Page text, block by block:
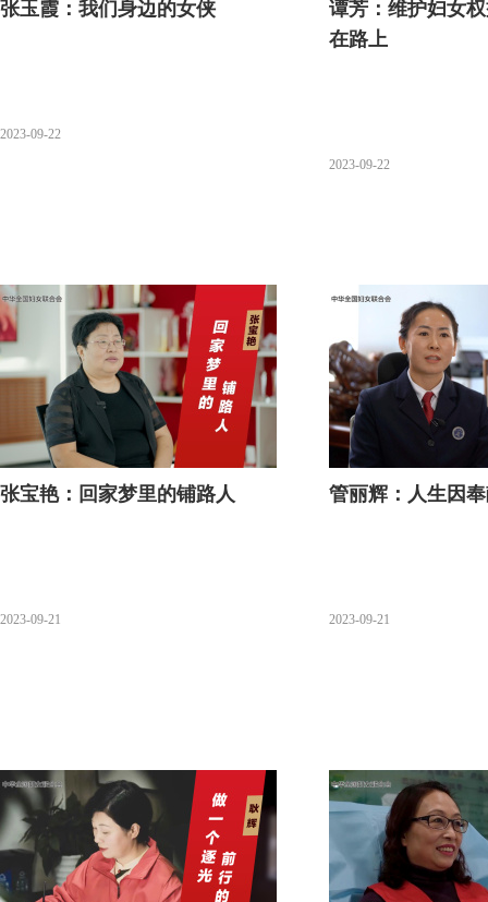
张玉霞：我们身边的女侠
2023-09-22
谭芳：维护妇女
在路上
2023-09-22
张宝艳：回家梦里的铺路人
2023-09-21
管丽辉：人生因
2023-09-21